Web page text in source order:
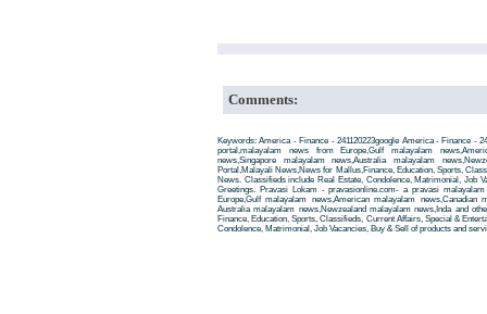
Comments:
Keywords: America - Finance - 241120223google America - Finance -
portal,malayalam news from Europe,Gulf malayalam
news,Singapore malayalam news,Australia malayalam
Portal,Malayali News,News for Mallus,Finance, Education, Sports,
News. Classifieds include Real Estate, Condolence, Matrimonial, Job
Greetings. Pravasi Lokam - pravasionline.com- a pravasi
Europe,Gulf malayalam news,American malayalam news,Canadian
Australia malayalam news,Newzealand malayalam news,Inda and
Finance, Education, Sports, Classifieds, Current Affairs, Special &
Condolence, Matrimonial, Job Vacancies, Buy & Sell of products and